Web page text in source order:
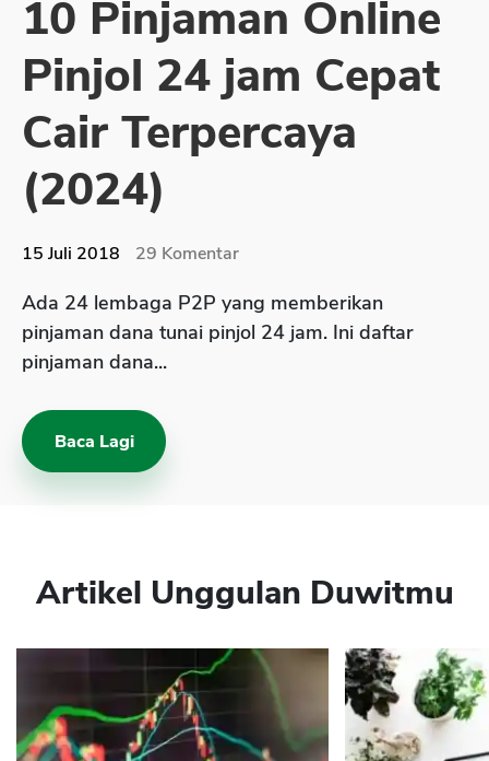
Sekuritas Saham
Bank Digital
Crypto
Assets Crypto
Exchange
Asuransi Kesehatan
Asuransi Syariah
10 Pinjaman Online
Pinjol 24 jam Cepat
Cair Terpercaya
(2024)
15 Juli 2018 29 Komentar
Ada 24 lembaga P2P yang memberikan
pinjaman dana tunai pinjol 24 jam. Ini daftar
pinjaman dana...
Baca Lagi
Artikel Unggulan Duwitmu